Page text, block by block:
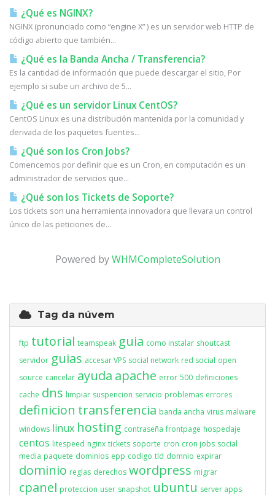
¿Qué es NGINX?
NGINX (pronunciado como “engine X” ) es un servidor web HTTP de
código abierto que también...
¿Qué es la Banda Ancha / Transferencia?
Es la cantidad de información que puede descargar el sitio, Por
ejemplo si sube un archivo de 5...
¿Qué es un servidor Linux CentOS?
CentOS Linux es una distribución mantenida por la comunidad y
derivada de los paquetes fuentes...
¿Qué son los Cron Jobs?
Comencemos por definir que es un Cron, en computación es un
administrador de servicios que...
¿Qué son los Tickets de Soporte?
Los tickets son una herramienta innovadora que llevara un control
único de las peticiones de...
Powered byWHMCompleteSolution
Tag da núvem
ftp tutorial teamspeak guia como instalar shoutcast
servidor guias accesar VPS social network red social open
source cancelar ayuda apache error 500 definiciones
cache dns limpiar suspencion servicio problemas errores
definicion transferencia banda ancha virus malware
windows linux hosting contraseña frontpage hospedaje
centos litespeed nginx tickets soporte cron cron jobs social
media paquete dominios epp codigo tld domnio expirar
dominio reglas derechos wordpress migrar
cpanel proteccion user snapshot ubuntu server apps